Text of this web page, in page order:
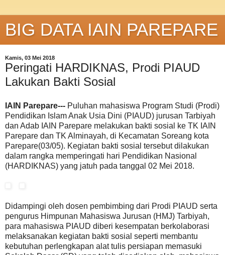
BIG DATA IAIN PAREPARE
Kamis, 03 Mei 2018
Peringati HARDIKNAS, Prodi PIAUD
Lakukan Bakti Sosial
IAIN Parepare--- Puluhan mahasiswa Program Studi (Prodi)
Pendidikan Islam Anak Usia Dini (PIAUD) jurusan Tarbiyah
dan Adab IAIN Parepare melakukan bakti sosial ke TK IAIN
Parepare dan TK Alminayah, di Kecamatan Soreang kota
Parepare(03/05). Kegiatan bakti sosial tersebut dilakukan
dalam rangka memperingati hari Pendidikan Nasional
(HARDIKNAS) yang jatuh pada tanggal 02 Mei 2018.
Didampingi oleh dosen pembimbing dari Prodi PIAUD serta
pengurus Himpunan Mahasiswa Jurusan (HMJ) Tarbiyah,
para mahasiswa PIAUD diberi kesempatan berkolaborasi
melaksanakan kegiatan bakti sosial seperti membantu
kebutuhan perlengkapan alat tulis persiapan memasuki